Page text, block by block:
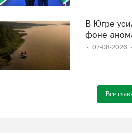
В Югре усилен контроль за состоянием реки Иртыш на
фоне
07-08-2026
Все